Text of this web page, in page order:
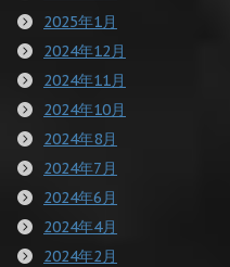
2025年1月
2024年12月
2024年11月
2024年10月
2024年8月
2024年7月
2024年6月
2024年4月
2024年2月